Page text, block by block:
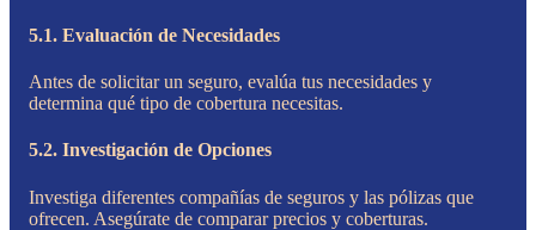
5.1. Evaluación de Necesidades
Antes de solicitar un seguro, evalúa tus necesidades y
determina qué tipo de cobertura necesitas.
5.2. Investigación de Opciones
Investiga diferentes compañías de seguros y las pólizas que
ofrecen. Asegúrate de comparar precios y coberturas.